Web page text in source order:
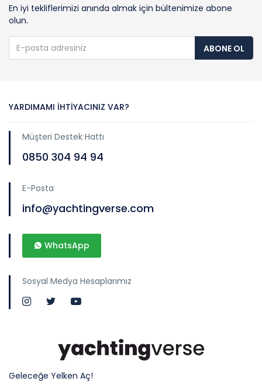
En iyi tekliflerimizi anında almak için bültenimize abone
olun.
ABONE OL
YARDIMAMI İHTIYACINIZ VAR?
Müşteri Destek Hattı
0850 304 94 94
E-Posta
info@yachtingverse.com
WhatsApp
Sosyal Medya Hesaplarımız
Geleceğe Yelken Aç!